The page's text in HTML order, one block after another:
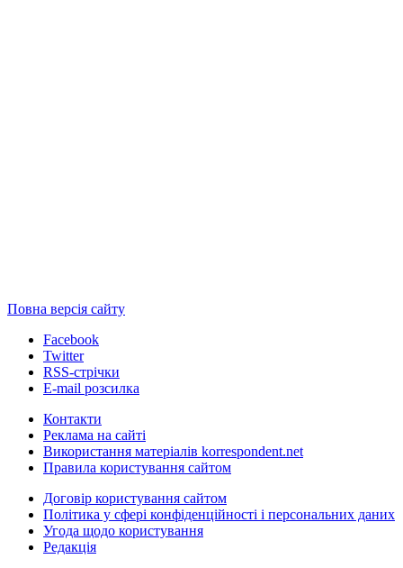
Повна версія сайту
Facebook
Twitter
RSS-стрічки
E-mail розсилка
Контакти
Реклама на сайті
Використання матеріалів korrespondent.net
Правила користування сайтом
Договір користування сайтом
Політика у сфері конфіденційності і персональних даних
Угода щодо користування
Редакція